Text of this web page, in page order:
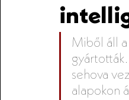
Miből áll
sehova
alapokon